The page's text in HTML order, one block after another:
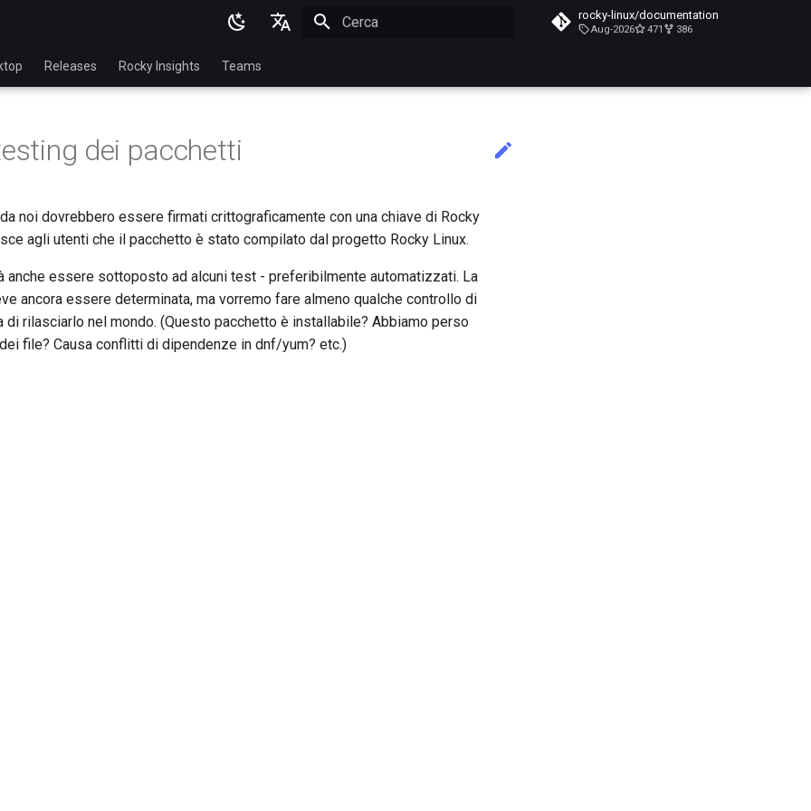
English
Italian
한국어
简体中文
rocky-linux/documentation
Aug-2026 471 386
Releases Rocky Insights Teams
dei pacchetti
noi dovrebbero essere firmati crittograficamente con una chiave di Rocky
agli utenti che il pacchetto è stato compilato dal progetto Rocky Linux.
anche essere sottoposto ad alcuni test - preferibilmente automatizzati. La
ancora essere determinata, ma vorremo fare almeno qualche controllo di
di rilasciarlo nel mondo. (Questo pacchetto è installabile? Abbiamo perso
file? Causa conflitti di dipendenze in dnf/yum? etc.)